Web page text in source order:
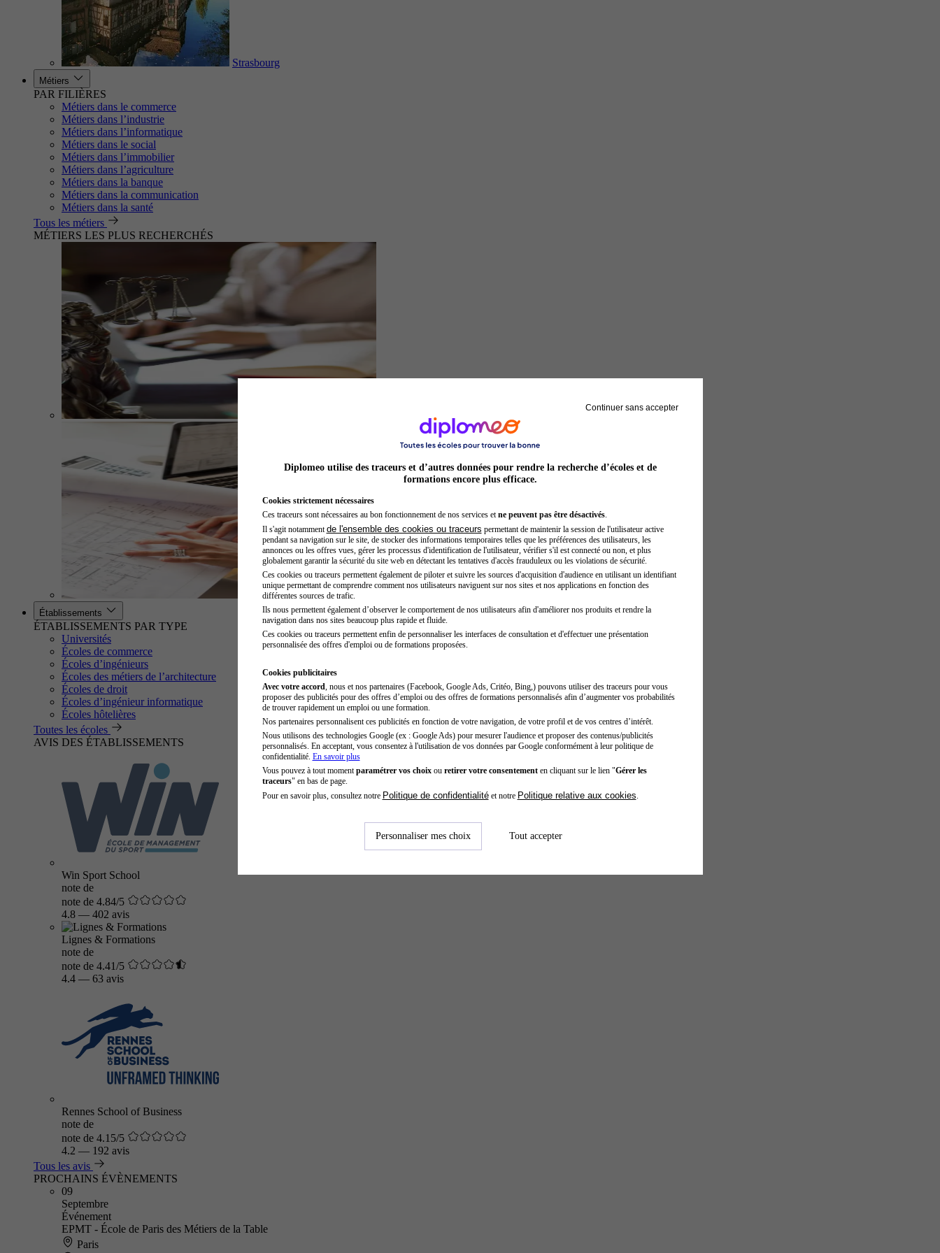
Strasbourg
Métiers
PAR FILIÈRES
Métiers dans le commerce
Métiers dans l’industrie
Métiers dans l’informatique
Métiers dans le social
Métiers dans l’immobilier
Métiers dans l’agriculture
Métiers dans la banque
Métiers dans la communication
Métiers dans la santé
Tous les métiers
MÉTIERS LES PLUS RECHERCHÉS
Établissements
ÉTABLISSEMENTS PAR TYPE
Universités
Écoles de commerce
Écoles d’ingénieurs
Écoles des métiers de l’architecture
Écoles de droit
Écoles d’ingénieur informatique
Écoles hôtelières
Toutes les écoles
AVIS DES ÉTABLISSEMENTS
Win Sport School
note de
note de 4.84/5
4.8 — 402 avis
Lignes & Formations
note de
note de 4.41/5
4.4 — 63 avis
Rennes School of Business
note de
note de 4.15/5
4.2 — 192 avis
Tous les avis
PROCHAINS ÉVÈNEMENTS
09
Septembre
Événement
EPMT - École de Paris des Métiers de la Table
Paris
Continuer sans accepter
Diplomeo utilise des traceurs et d’autres données pour rendre la recherche d’écoles et de
formations encore plus efficace.
Cookies strictement nécessaires
Ces traceurs sont nécessaires au bon fonctionnement de nos services et ne peuvent pas être désactivés.
Il s'agit notamment de l'ensemble des cookies ou traceurs permettant de maintenir la session de l'utilisateur active
pendant sa navigation sur le site, de stocker des informations temporaires telles que les préférences des utilisateurs, les
annonces ou les offres vues, gérer les processus d'identification de l'utilisateur, vérifier s'il est connecté ou non, et plus
globalement garantir la sécurité du site web en détectant les tentatives d'accès frauduleux ou les violations de sécurité.
Ces cookies ou traceurs permettent également de piloter et suivre les sources d'acquisition d'audience en utilisant un identifiant
unique permettant de comprendre comment nos utilisateurs naviguent sur nos sites et nos applications en fonction des
différentes sources de trafic.
Ils nous permettent également d’observer le comportement de nos utilisateurs afin d'améliorer nos produits et rendre la
navigation dans nos sites beaucoup plus rapide et fluide.
Ces cookies ou traceurs permettent enfin de personnaliser les interfaces de consultation et d'effectuer une présentation
personnalisée des offres d'emploi ou de formations proposées.
Cookies publicitaires
Avec votre accord , nous et nos partenaires (Facebook, Google Ads, Critéo, Bing,) pouvons utiliser des traceurs pour vous
proposer des publicités pour des offres d’emploi ou des offres de formations personnalisés afin d’augmenter vos probabilités
de trouver rapidement un emploi ou une formation.
Nos partenaires personnalisent ces publicités en fonction de votre navigation, de votre profil et de vos centres d’intérêt.
Nous utilisons des technologies Google (ex : Google Ads) pour mesurer l'audience et proposer des contenus/publicités
personnalisés. En acceptant, vous consentez à l'utilisation de vos données par Google conformément à leur politique de
confidentialité. En savoir plus
Vous pouvez à tout moment paramétrer vos choixou retirer votre consentementen cliquant sur le lien "Gérer les
traceurs" en bas de page.
Pour en savoir plus, consultez notre Politique de confidentialitéet notre Politique relative aux cookies
Personnaliser mes choix Tout accepter